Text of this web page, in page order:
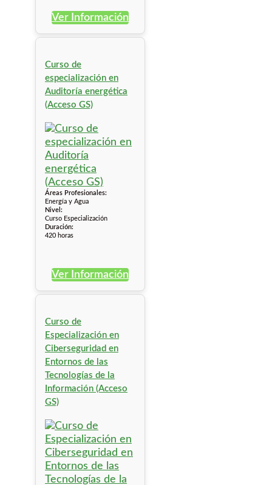
Ver Información
Curso de
especialización en
Auditoría energética
(Acceso GS)
Áreas Profesionales:
Energía y Agua
Nivel:
Curso Especialización
Duración:
420 horas
Ver Información
Curso de
Especialización en
Ciberseguridad en
Entornos de las
Tecnologías de la
Información (Acceso
GS)